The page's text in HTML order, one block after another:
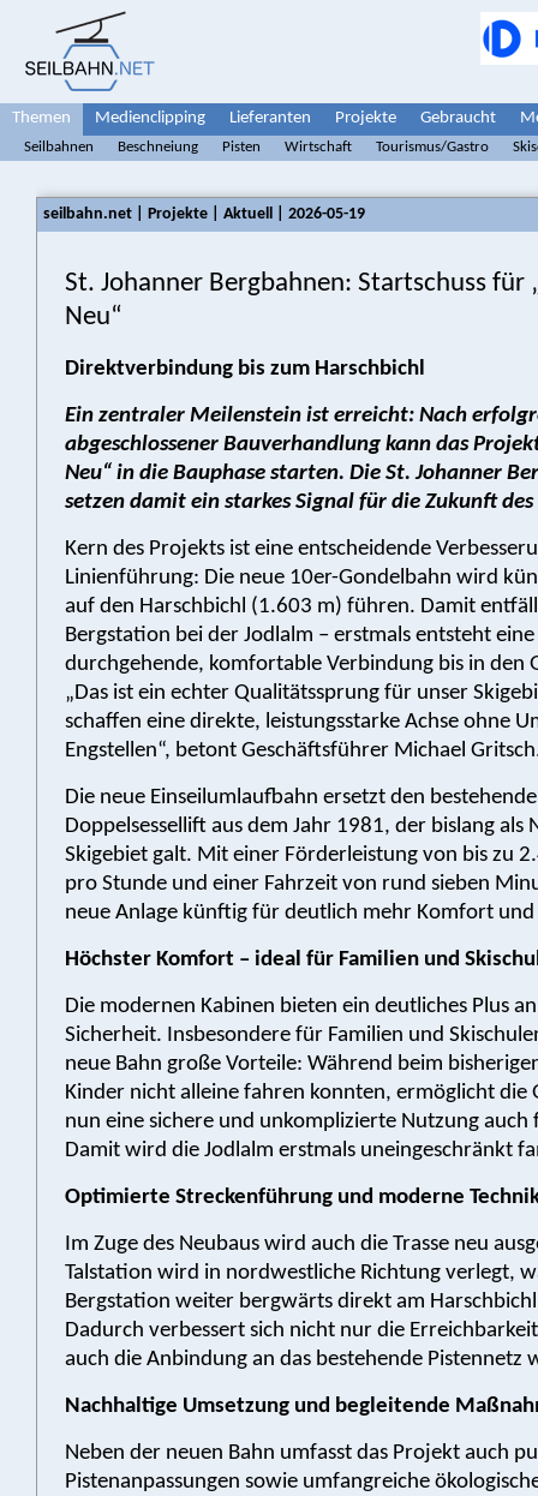
Themen Medienclipping Lieferanten Projekte Gebraucht
Seilbahnen Beschneiung Pisten Wirtschaft Tourismus/Gastro
seilbahn.net | Projekte | Aktuell | 2026-05-19
St. Johanner Bergbahnen: Startschuss für
Neu“
Direktverbindung bis zum Harschbichl
Ein zentraler Meilenstein ist erreicht: Nach
abgeschlossener Bauverhandlung kann das
Neu“ in die Bauphase starten. Die St. Johanner
setzen damit ein starkes Signal für die Zukunft
Kern des Projekts ist eine entscheidende
Linienführung: Die neue 10er-Gondelbahn wird
auf den Harschbichl (1.603 m) führen. Damit
Bergstation bei der Jodlalm – erstmals entsteht eine
durchgehende, komfortable Verbindung bis in den
„Das ist ein echter Qualitätssprung für unser
schaffen eine direkte, leistungsstarke Achse ohne
Engstellen“, betont Geschäftsführer Michael
Die neue Einseilumlaufbahn ersetzt den
Doppelsessellift aus dem Jahr 1981, der bislang als
Skigebiet galt. Mit einer Förderleistung von bis zu
pro Stunde und einer Fahrzeit von rund sieben
neue Anlage künftig für deutlich mehr Komfort und
Höchster Komfort – ideal für Familien und
Die modernen Kabinen bieten ein deutliches Plus
Sicherheit. Insbesondere für Familien und
neue Bahn große Vorteile: Während beim
Kinder nicht alleine fahren konnten, ermöglicht die
nun eine sichere und unkomplizierte Nutzung auch
Damit wird die Jodlalm erstmals uneingeschränkt
Optimierte Streckenführung und moderne
Im Zuge des Neubaus wird auch die Trasse neu
Talstation wird in nordwestliche Richtung verlegt,
Bergstation weiter bergwärts direkt am
Dadurch verbessert sich nicht nur die
auch die Anbindung an das bestehende Pistennetz
Nachhaltige Umsetzung und begleitende
Neben der neuen Bahn umfasst das Projekt auch
Pistenanpassungen sowie umfangreiche